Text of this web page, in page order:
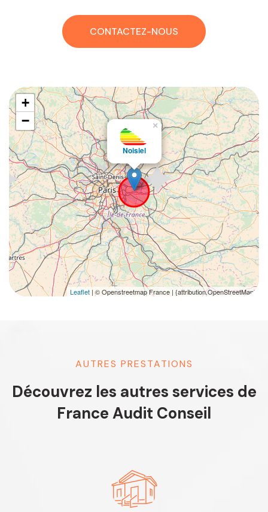
CONTACTEZ-NOUS
Noisiel
×
+
−
Leaflet| © Openstreetmap France | {attribution.OpenStreetMap}
AUTRES PRESTATIONS
Découvrez les autres services de
France Audit Conseil